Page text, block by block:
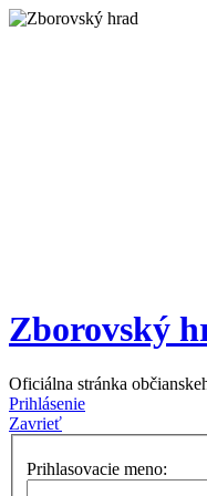
Zborovský
Oficiálna stránka
Prihlásenie
Zavrieť
Prihlasovacie meno: